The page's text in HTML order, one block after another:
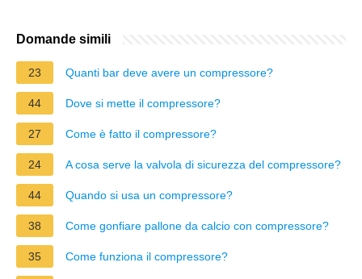
Domande simili
23 Quanti bar deve avere un compressore?
44 Dove si mette il compressore?
27 Come è fatto il compressore?
24 A cosa serve la valvola di sicurezza del compressore?
44 Quando si usa un compressore?
38 Come gonfiare pallone da calcio con compressore?
35 Come funziona il compressore?